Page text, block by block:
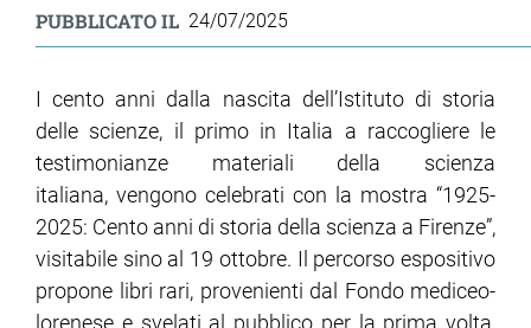
PUBBLICATO IL 24/07/2025
I cento anni dalla nascita dell’Istituto di storia
delle scienze, il primo in Italia a raccogliere le
testimonianze materiali della scienza
italiana, vengono celebrati con la mostra “1925-
2025: Cento anni di storia della scienza a Firenze”,
visitabile sino al 19 ottobre. Il percorso espositivo
propone libri rari, provenienti dal Fondo mediceo-